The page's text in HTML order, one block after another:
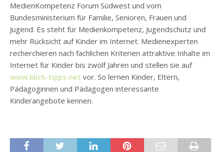
MedienKompetenz Forum Südwest und vom
Bundesministerium für Familie, Senioren, Frauen und
Jugend. Es steht für Medienkompetenz, Jugendschutz und
mehr Rücksicht auf Kinder im Internet. Medienexperten
recherchieren nach fachlichen Kriterien attraktive Inhalte im
Internet für Kinder bis zwölf Jahren und stellen sie auf
www.klick-tipps.net vor. So lernen Kinder, Eltern,
Pädagoginnen und Pädagogen interessante
Kinderangebote kennen.